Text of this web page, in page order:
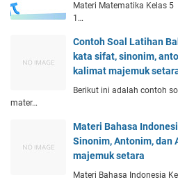
Materi Matematika Kelas
1…
Contoh Soal Latihan
kata sifat, sinonim,
kalimat majemuk
Berikut ini adalah contoh
mater…
Materi Bahasa
Sinonim, Antonim, dan
majemuk setara
Materi Bahasa Indonesia